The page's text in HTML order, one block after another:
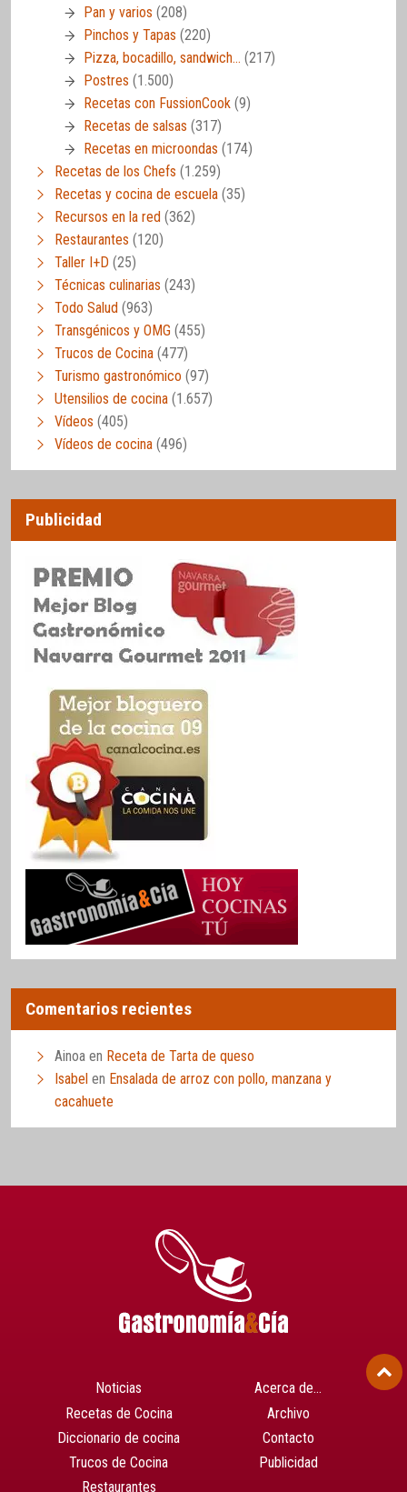
Pan y varios (208)
Pinchos y Tapas (220)
Pizza, bocadillo, sandwich… (217)
Postres (1.500)
Recetas con FussionCook (9)
Recetas de salsas (317)
Recetas en microondas (174)
Recetas de los Chefs (1.259)
Recetas y cocina de escuela (35)
Recursos en la red (362)
Restaurantes (120)
Taller I+D (25)
Técnicas culinarias (243)
Todo Salud (963)
Transgénicos y OMG (455)
Trucos de Cocina (477)
Turismo gastronómico (97)
Utensilios de cocina (1.657)
Vídeos (405)
Vídeos de cocina (496)
Publicidad
Comentarios recientes
Ainoa en Receta de Tarta de queso
Isabel en Ensalada de arroz con pollo, manzana y
cacahuete
Noticias
Recetas de Cocina
Diccionario de cocina
Trucos de Cocina
Restaurantes
Acerca de…
Archivo
Contacto
Publicidad